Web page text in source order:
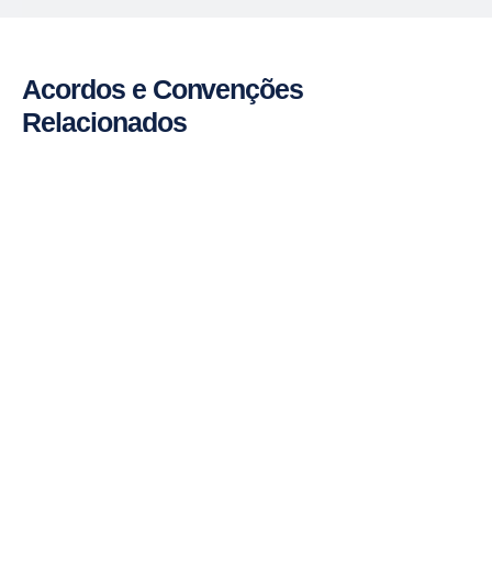
Acordos e Convenções
Relacionados